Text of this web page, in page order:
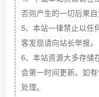
否则产生的一切后果自
5、本站一律禁止以任
客发现请向站长举报。
6、本站资源大多存储
会第一时间更新。如
处理。